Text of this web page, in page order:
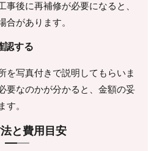
事後に再補修が必要になると、
があります。
認する
を写真付きで説明してもらいま
要なのかが分かると、金額の妥
。
と費用目安